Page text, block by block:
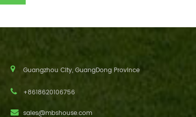
Guangzhou City, GuangDong Province
+8618620106756
sales@mbshouse.com